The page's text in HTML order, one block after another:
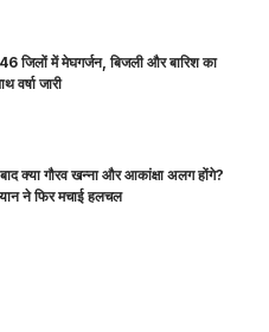
जिलों में मेघगर्जन, बिजली और बारिश का
वर्षा जारी
क्या गौरव खन्ना और आकांक्षा अलग होंगे?
ने फिर मचाई हलचल